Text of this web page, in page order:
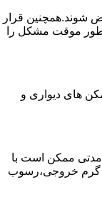
شوند.همچنین قرار
طور موقت مشکل را
های دیواری و
ممکن است با
گرم خروجی،رسوب